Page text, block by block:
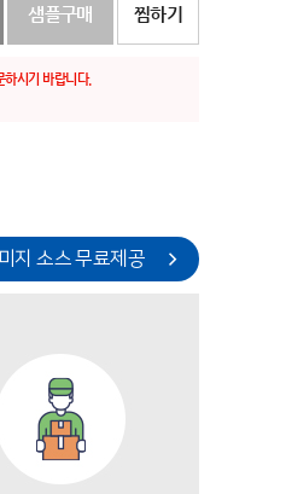
샘플구매 찜하기
하시기 바랍니다.
지 소스 무료제공